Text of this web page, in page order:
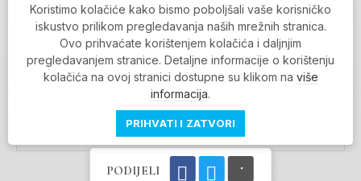
PODIJELI
Prihvaćam da se moji podaci spremaju u bazu
podataka i koriste u svrhu slanja MojaRijeka
newslettera
MOJARIJEKA NEWSLETTER
PRIJAVI SE
Povratak na vrh
Koristimo kolačiće kako bismo poboljšali vaše korisničko
iskustvo prilikom pregledavanja naših mrežnih stranica.
Ovo prihvaćate korištenjem kolačića i daljnjim
pregledavanjem stranice. Detaljne informacije o korištenju
kolačića na ovoj stranici dostupne su klikom na više
informacija.
PRIHVATI I ZATVORI